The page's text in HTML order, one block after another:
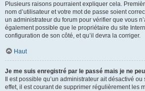
Plusieurs raisons pourraient expliquer cela.
nom d’utilisateur et votre mot de passe soient
un administrateur du forum pour vérifier que vous
également possible que le propriétaire du site
configuration de son côté, et qu’il devra la corriger.
Haut
Je me suis enregistré par le passé mais je ne
Il est possible qu’un administrateur ait désactivé
effet, il est courant de supprimer régulièrement les